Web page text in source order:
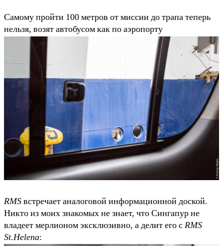
Самому пройти 100 метров от миссии до трапа теперь
нельзя, возят автобусом как по аэропорту
RMSвстречает аналоговой информационной доской.
Никто из моих знакомых не знает, что Сингапур не
владеет мерлионом эксклюзивно, а делит его сRMS
St.Helena: